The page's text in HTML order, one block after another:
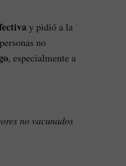
y pidió a la
no
, especialmente a
no vacunados